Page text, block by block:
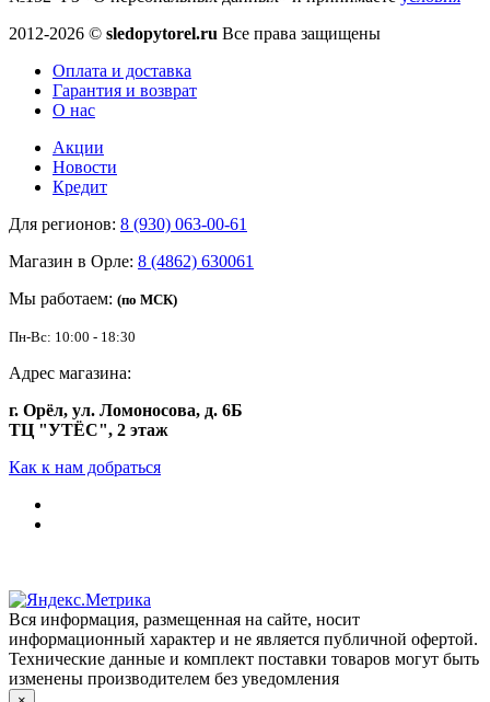
2012-2026 © sledopytorel.ru Все права защищены
Оплата и доставка
Гарантия и возврат
О нас
Акции
Новости
Кредит
Для регионов: 8 (930) 063-00-61
Магазин в Орле: 8 (4862) 630061
Мы работаем: (по МСК)
Пн-Вс: 10:00 - 18:30
Адрес магазина:
г. Орёл, ул. Ломоносова, д. 6Б
ТЦ "УТЁС", 2 этаж
Как к нам добраться
Вся информация, размещенная на сайте, носит
информационный характер и не является публичной офертой.
Технические данные и комплект поставки товаров могут быть
изменены производителем без уведомления